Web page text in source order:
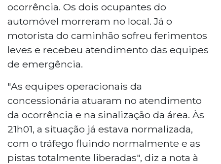
ocorrência. Os dois ocupantes do
automóvel morreram no local. Já o
motorista do caminhão sofreu ferimentos
leves e recebeu atendimento das equipes
de emergência.
"As equipes operacionais da
concessionária atuaram no atendimento
da ocorrência e na sinalização da área. Às
21h01, a situação já estava normalizada,
com o tráfego fluindo normalmente e as
pistas totalmente liberadas", diz a nota à